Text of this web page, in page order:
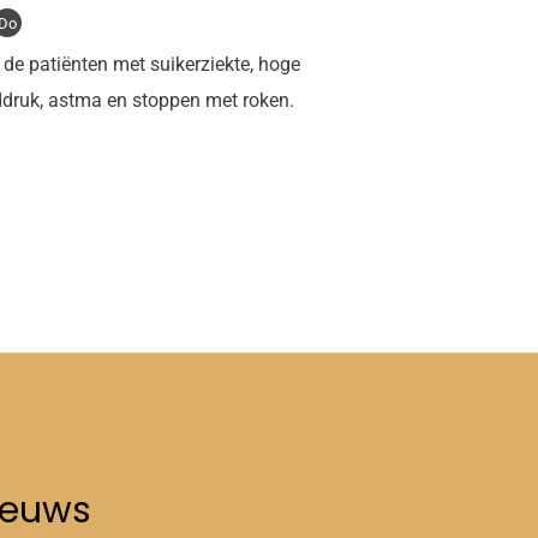
Do
de patiënten met suikerziekte, hoge
astma en stoppen met roken.